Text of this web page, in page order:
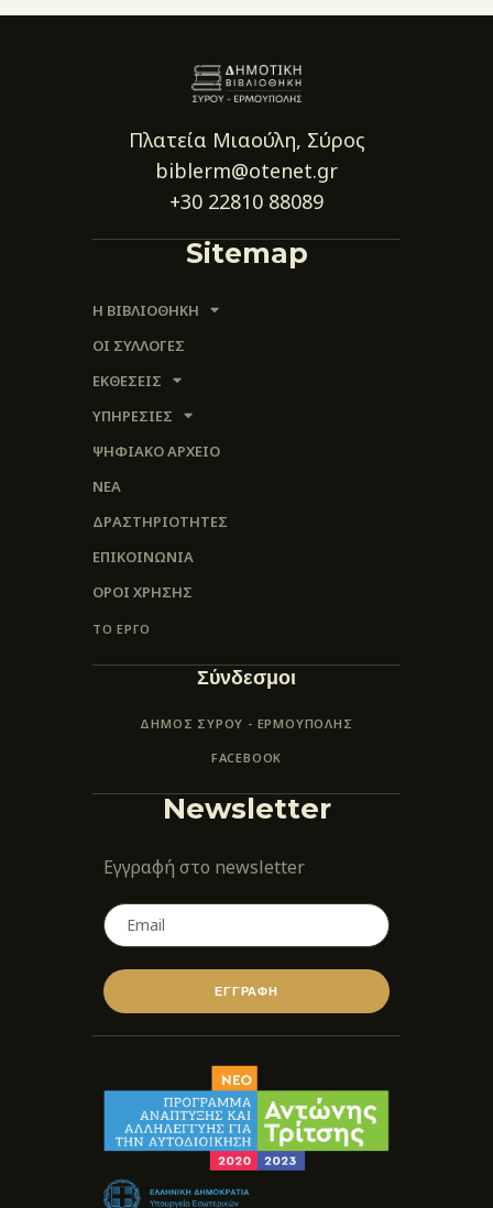
Πλατεία Μιαούλη, Σύρος
biblerm@otenet.gr
+30 22810 88089
Sitemap
Η ΒΙΒΛΙΟΘΗΚΗ
ΟΙ ΣΥΛΛΟΓΈΣ
ΕΚΘΕΣΕΙΣ
ΥΠΗΡΕΣΙΕΣ
ΨΗΦΙΑΚΌ ΑΡΧΕΊΟ
ΝΕΑ
ΔΡΑΣΤΗΡΙΟΤΗΤΕΣ
ΕΠΙΚΟΙΝΩΝΊΑ
ΌΡΟΙ ΧΡΉΣΗΣ
ΤΟ ΕΡΓΟ
Σύνδεσμοι
ΔΗΜΟΣ ΣΥΡΟΥ - ΕΡΜΟΎΠΟΛΗΣ
FACEBOOK
Newsletter
Εγγραφή στο newsletter
ΕΓΓΡΑΦΗ